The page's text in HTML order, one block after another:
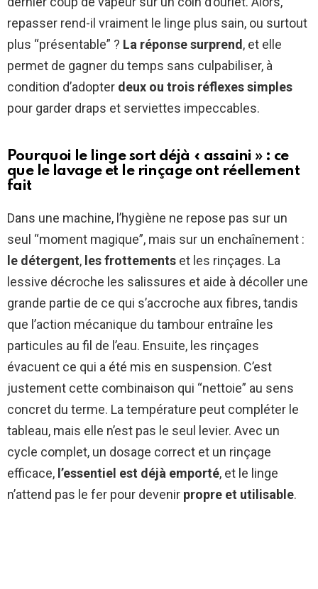
repasser rend-il vraiment le linge plus sain, ou surtout
plus “présentable” ? La réponse surprend, et elle
permet de gagner du temps sans culpabiliser, à
condition d’adopter deux ou trois réflexes simples
pour garder draps et serviettes impeccables.
Pourquoi le linge sort déjà « assaini » : ce
que le lavage et le rinçage ont réellement
fait
Dans une machine, l’hygiène ne repose pas sur un
seul “moment magique”, mais sur un enchaînement :
le détergent, les frottements et les rinçages. La
lessive décroche les salissures et aide à décoller une
grande partie de ce qui s’accroche aux fibres, tandis
que l’action mécanique du tambour entraîne les
particules au fil de l’eau. Ensuite, les rinçages
évacuent ce qui a été mis en suspension. C’est
justement cette combinaison qui “nettoie” au sens
concret du terme. La température peut compléter le
tableau, mais elle n’est pas le seul levier. Avec un
cycle complet, un dosage correct et un rinçage
efficace, l’essentiel est déjà emporté, et le linge
n’attend pas le fer pour devenir propre et utilisable.